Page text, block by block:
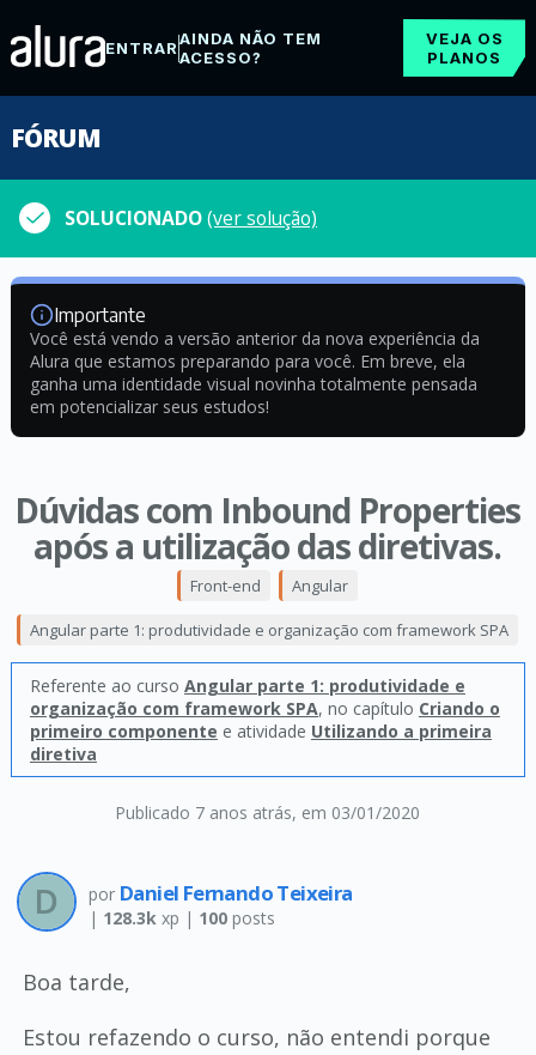
ENTRARAINDA NÃO TEM
ACESSO?
VEJA OS
PLANOS
FÓRUM
SOLUCIONADO(ver solução)
Importante
Você está vendo a versão anterior da nova experiência da
Alura que estamos preparando para você. Em breve, ela
ganha uma identidade visual novinha totalmente pensada
em potencializar seus estudos!
Dúvidas com Inbound Properties
após a utilização das diretivas.
Publicado 7 anos atrás, em 03/01/2020
Front-end Angular
Angular parte 1: produtividade e organização com framework SPA
Referente ao curso Angular parte 1: produtividade e
organização com framework SPA, no capítulo Criando o
primeiro componente e atividade Utilizando a primeira
diretiva
por Daniel Fernando Teixeira
| 128.3kxp | 100posts
Boa tarde,
Estou refazendo o curso, não entendi porque